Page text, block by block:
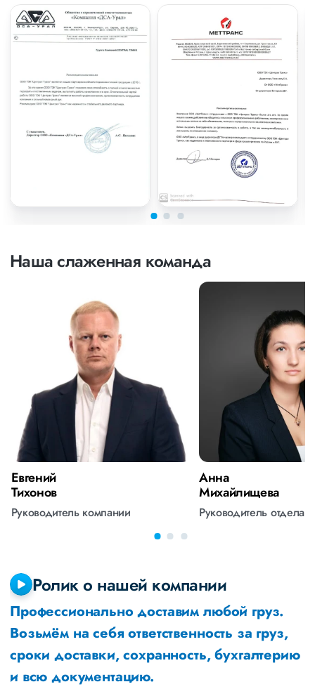
Наша слаженная команда
Евгений
Тихонов
Руководитель компании
Анна
Михайлищева
Руководитель отдела
Ролик о нашей компании
Профессионально доставим любой груз.
Возьмём на себя ответственность за груз,
сроки доставки, сохранность, бухгалтерию
и всю документацию.